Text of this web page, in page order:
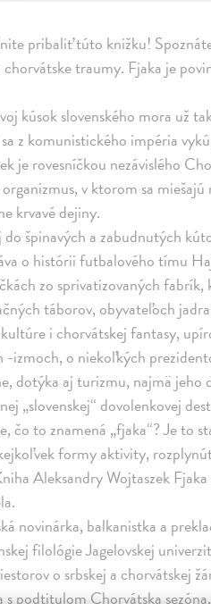
pribaliť túto knižku!
traumy. Fjaka je
kúsok slovenského mora už
z komunistického impéria
je rovesníčkou nezávislého
v ktorom sa
krvavé dejiny.
špinavých a zabudnutých
o histórii futbalového tímu
zo sprivatizovaných
táborov, obyvateľoch
i chorvátskej fantasy,
izmoch, o niekoľkých
dotýka aj turizmu, najmä jeho
„slovenskej“ dovolenkovej
čo to znamená „fjaka“? Je to
formy aktivity,
Aleksandry Wojtaszek
novinárka, balkanistka a
filológie Jagelovskej
o srbskej a chorvátskej
podtitulom Chorvátska